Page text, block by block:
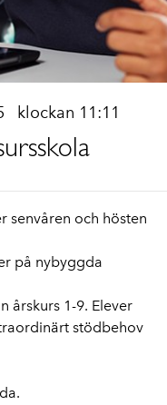
klockan 11:11
senvåren och hösten
på nybyggda
årskurs 1-9. Elever
stödbehov